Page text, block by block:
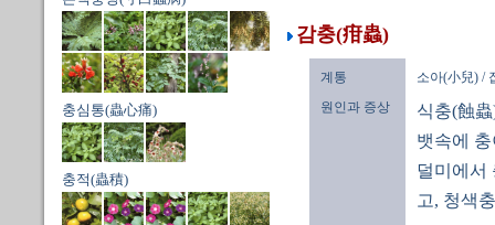
충심통(蟲心痛)
충적(蟲積)
감충(疳蟲)
계통
소아(小兒) /
원인과 증상
식충(蝕
뱃속에
덜미에서
고, 청색